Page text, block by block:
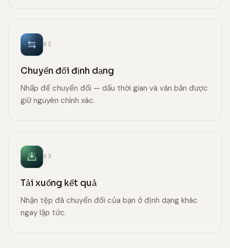
02
Chuyển đổi định dạng
Nhấp để chuyển đổi — dấu thời gian và văn bản được
giữ nguyên chính xác.
03
Tải xuống kết quả
Nhận tệp đã chuyển đổi của bạn ở định dạng khác
ngay lập tức.